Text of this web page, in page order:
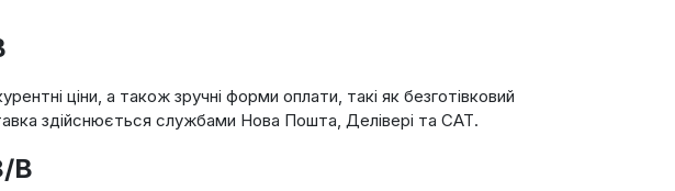
ціни, а також зручні форми оплати, такі як безготівковий
здійснюється службами Нова Пошта, Делівері та САТ.
B